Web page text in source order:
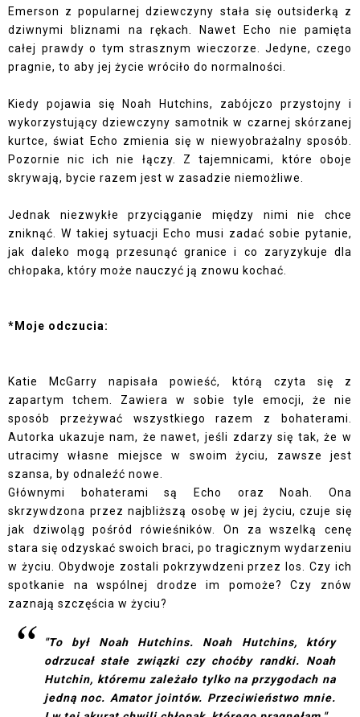
Emerson z popularnej dziewczyny stała się outsiderką z
dziwnymi bliznami na rękach. Nawet Echo nie pamięta
całej prawdy o tym strasznym wieczorze. Jedyne, czego
pragnie, to aby jej życie wróciło do normalności.
Kiedy pojawia się Noah Hutchins, zabójczo przystojny i
wykorzystujący dziewczyny samotnik w czarnej skórzanej
kurtce, świat Echo zmienia się w niewyobrażalny sposób.
Pozornie nic ich nie łączy. Z tajemnicami, które oboje
skrywają, bycie razem jest w zasadzie niemożliwe.
Jednak niezwykłe przyciąganie między nimi nie chce
zniknąć. W takiej sytuacji Echo musi zadać sobie pytanie,
jak daleko mogą przesunąć granice i co zaryzykuje dla
chłopaka, który może nauczyć ją znowu kochać.
*Moje odczucia:
Katie McGarry napisała powieść, którą czyta się z
zapartym tchem. Zawiera w sobie tyle emocji, że nie
sposób przeżywać wszystkiego razem z bohaterami.
Autorka ukazuje nam, że nawet, jeśli zdarzy się tak, że w
utracimy własne miejsce w swoim życiu, zawsze jest
szansa, by odnaleźć nowe.
Głównymi bohaterami są Echo oraz Noah. Ona
skrzywdzona przez najbliższą osobę w jej życiu, czuje się
jak dziwoląg pośród rówieśników. On za wszelką cenę
stara się odzyskać swoich braci, po tragicznym wydarzeniu
w życiu. Obydwoje zostali pokrzywdzeni przez los. Czy ich
spotkanie na wspólnej drodze im pomoże? Czy znów
zaznają szczęścia w życiu?
"To był Noah Hutchins. Noah Hutchins, który
odrzucał stałe związki czy choćby randki. Noah
Hutchin, któremu zależało tylko na przygodach na
jedną noc. Amator jointów. Przeciwieństwo mnie.